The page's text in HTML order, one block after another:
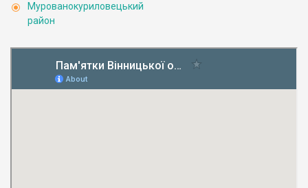
Мурованокуриловецький
район